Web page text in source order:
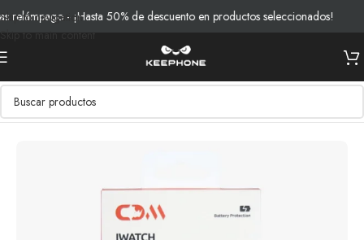
Skip to navigation
Skip to main content
- ¡Hasta 50% de descuento en productos seleccionados!
Inicio/Productos/Cables y Cargadores